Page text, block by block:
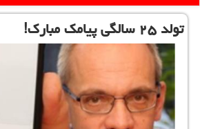
تولد ۲۵ سالگی پیامك مبارك!